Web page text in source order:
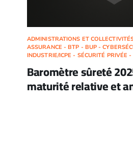
ADMINISTRATIONS ET
ASSURANCE - BTP - BUP -
INDUSTRIE/ICPE - SÉCURITÉ PRIVÉE -
Baromètre sûreté
maturité relative et